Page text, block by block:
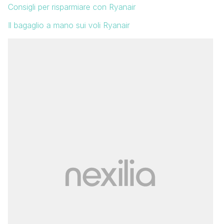
Consigli per risparmiare con Ryanair
Il bagaglio a mano sui voli Ryanair